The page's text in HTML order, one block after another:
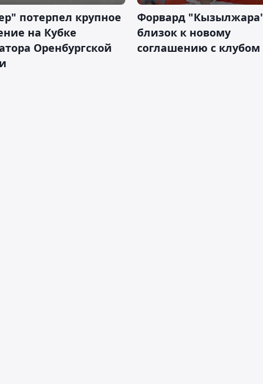
потерпел крупное
на Кубке
Оренбургской
Форвард
близок к новому
соглашению с клубом